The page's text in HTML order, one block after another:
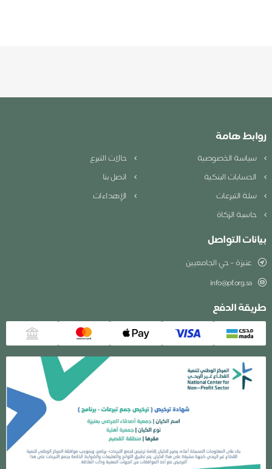
روابط هامة
سياسة الخصوصية
حالات التبرع
الحسابات البنكية
اتصل بنا
سلة التبرعات
الإهداءات
حاسبة الزكاة
بيانات التواصل
عنيزة – حي الجامعيين
info@pf.org.sa
طريقة الدفع